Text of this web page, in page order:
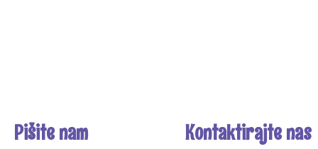
Pišite nam Kontaktirajte nas